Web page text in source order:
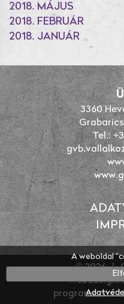
A weboldal
2018. MÁJUS
2018. FEBRUÁR
2018. JANUÁR
3360
Tel.:
© 2026 |
webdesign:
programozás: